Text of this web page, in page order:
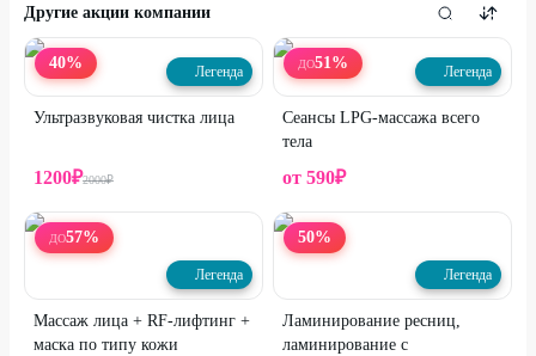
Другие акции компании
40% Легенда
Ультразвуковая чистка лица
1200₽2000₽
ДО51% Легенда
Сеансы LPG-массажа всего
тела
от 590₽
ДО57%
Легенда
Массаж лица + RF-лифтинг +
маска по типу кожи
50%
Легенда
Ламинирование ресниц,
ламинирование с